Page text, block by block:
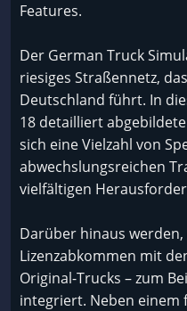
Features.
Der German Truck
riesiges Straßennetz,
Deutschland führt. In
18 detailliert
sich eine Vielzahl von
abwechslungsreichen
vielfältigen
Darüber hinaus
Lizenzabkommen mit
Original-Trucks – zum
integriert. Neben einem